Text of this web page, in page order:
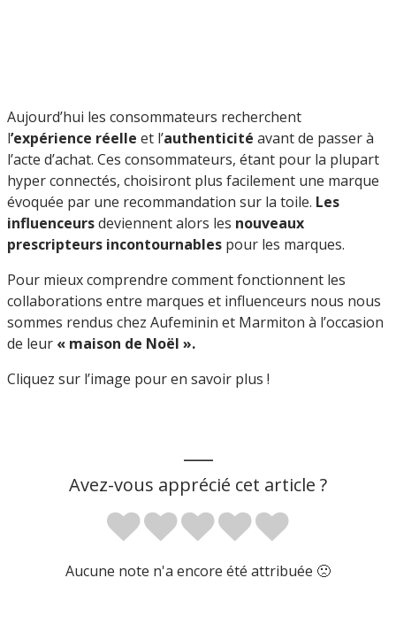
Aujourd’hui les consommateurs recherchent
l’expérience réelle et l’authenticité avant de passer à
l’acte d’achat. Ces consommateurs, étant pour la plupart
hyper connectés, choisiront plus facilement une marque
évoquée par une recommandation sur la toile. Les
influenceursdeviennent alors les nouveaux
prescripteurs incontournables pour les marques.
Pour mieux comprendre comment fonctionnent les
collaborations entre marques et influenceurs nous nous
sommes rendus chez Aufeminin et Marmiton à l’occasion
de leur « maison de Noël ».
Cliquez sur l’image pour en savoir plus !
Avez-vous apprécié cet article ?
Aucune note n'a encore été attribuée 🙁